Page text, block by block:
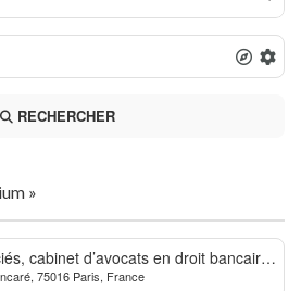
RECHERCHER
»
cabinet d’avocats en droit bancaire,
escroqueries financières
75016 Paris, France